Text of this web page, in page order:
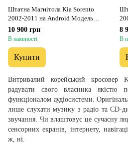
Штатна Магнітола Kia Sorento
2002-2011 на Android Модель
ТС10-8octaTop-4G-DSP-CarPlay
10 900 грн
В наявності
Купити
8
В
Витривалий корейський кросовер
радувати свого власника
функціоналом аудіосистеми.
лише слухати музику з радіо та CD-
звучання. Чи влаштовує це сучасну
сенсорних екранів, інтернету,
ж, ні.